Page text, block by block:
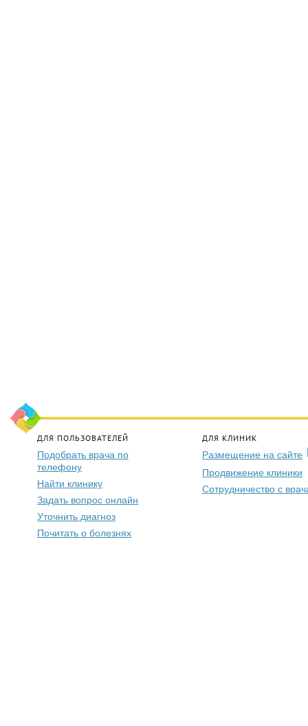
ДЛЯ ПОЛЬЗОВАТЕЛЕЙ
Подобрать врача по
телефону
Найти клинику
Задать вопрос онлайн
Уточнить диагноз
Почитать о болезнях
ДЛЯ КЛИНИК
Размещение на сайте
Продвижение клиники
Сотрудничество с